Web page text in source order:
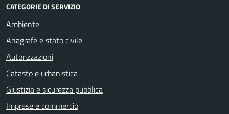
CATEGORIE DI SERVIZIO
Ambiente
Anagrafe e stato civile
Autorizzazioni
Catasto e urbanistica
Giustizia e sicurezza pubblica
Imprese e commercio